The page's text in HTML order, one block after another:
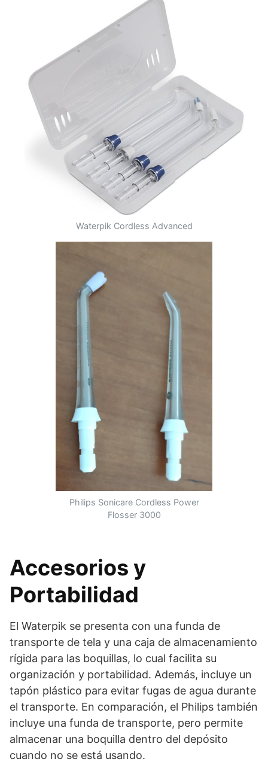
Waterpik Cordless Advanced
Philips Sonicare Cordless Power
Flosser 3000
Accesorios y
Portabilidad
El Waterpik se presenta con una funda de
transporte de tela y una caja de almacenamiento
rígida para las boquillas, lo cual facilita su
organización y portabilidad. Además, incluye un
tapón plástico para evitar fugas de agua durante
el transporte. En comparación, el Philips también
incluye una funda de transporte, pero permite
almacenar una boquilla dentro del depósito
cuando no se está usando.